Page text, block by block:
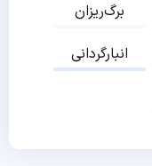
برگ‌ریزان
انبارگردانی